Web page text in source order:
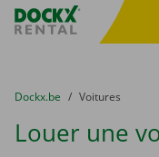
sitename
You are here:
du
Dockx.be to
Voitures
Louer une